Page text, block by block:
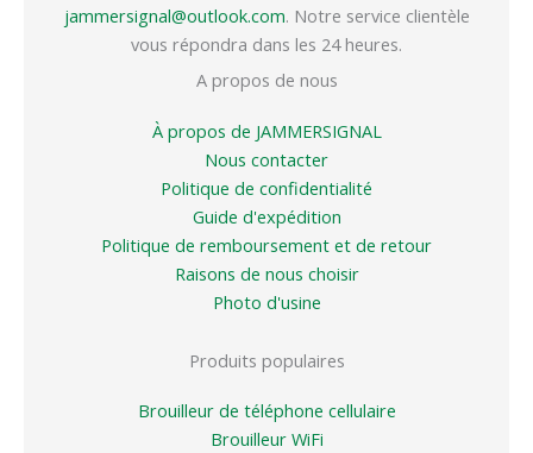
jammersignal@outlook.com. Notre service clientèle
vous répondra dans les 24 heures.
A propos de nous
À propos de JAMMERSIGNAL
Nous contacter
Politique de confidentialité
Guide d'expédition
Politique de remboursement et de retour
Raisons de nous choisir
Photo d'usine
Produits populaires
Brouilleur de téléphone cellulaire
Brouilleur WiFi